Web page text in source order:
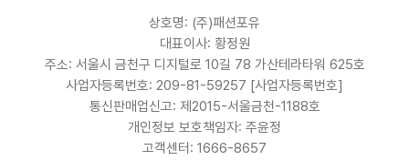
상호명: (주)패션포유
대표이사: 황정원
주소: 서울시 금천구 디지털로 10길 78 가산테라타워 625호
사업자등록번호: 209-81-59257 [사업자등록번호]
통신판매업신고: 제2015-서울금천-1188호
개인정보 보호책임자: 주윤정
고객센터: 1666-8657